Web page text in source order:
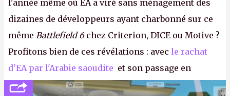
l'année même où EA a viré sans ménagement des
dizaines de développeurs ayant charbonné sur ce
même Battlefield 6chez Criterion, DICE ou Motive ?
Profitons bien de ces révélations : avec le rachat
d'EA par l'Arabie saoudite et son passage en
société privée, l'éditeur n'aura bientôt plus